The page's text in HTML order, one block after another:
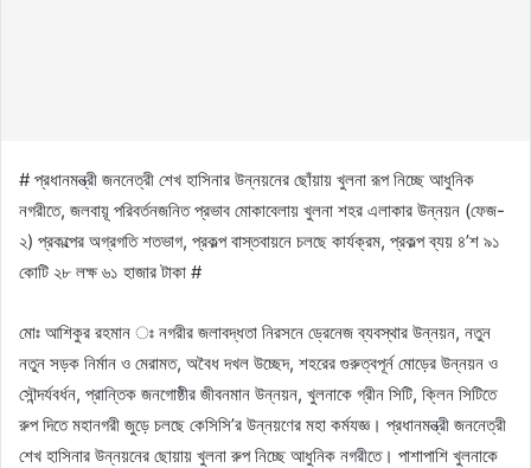
# প্রধানমন্ত্রী জননেত্রী শেখ হাসিনার উন্নয়নের ছোঁয়ায় খুলনা রূপ নিচ্ছে আধুনিক
নগরীতে, জলবায়ূ পরিবর্তনজনিত প্রভাব মোকাবেলায় খুলনা শহর এলাকার উন্নয়ন (ফেজ-
২) প্রকল্পের অগ্রগতি শতভাগ, প্রকল্প বাস্তবায়নে চলছে কার্যক্রম, প্রকল্প ব্যয় ৪’শ ৯১
কোটি ২৮ লক্ষ ৬১ হাজার টাকা #
মোঃ আশিকুর রহমান ঃ নগরীর জলাবদ্ধতা নিরসনে ড্রেনেজ ব্যবস্থার উন্নয়ন, নতুন
নতুন সড়ক নির্মান ও মেরামত, অবৈধ দখল উচ্ছেদ, শহরের গুরুত্বপূর্ন মোড়ের উন্নয়ন ও
সৌন্দর্যবর্ধন, প্রান্তিক জনগোষ্ঠীর জীবনমান উন্নয়ন, খুলনাকে গ্রীন সিটি, ক্লিন সিটিতে
রুপ দিতে মহানগরী জুড়ে চলছে কেসিসি’র উন্নয়ণের মহা কর্মযজ্ঞ। প্রধানমন্ত্রী জননেত্রী
শেখ হাসিনার উন্নয়নের ছোয়ায় খুলনা রুপ নিচ্ছে আধুনিক নগরীতে। পাশাপাশি খুলনাকে